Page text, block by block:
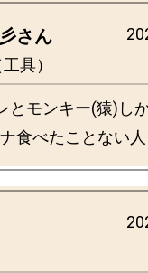
さん
具）
とモンキー(猿)し